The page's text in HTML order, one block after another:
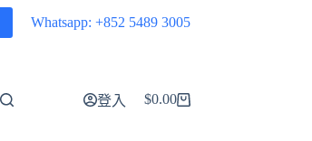
Whatsapp: +852 5489 3005
登入 $0.00